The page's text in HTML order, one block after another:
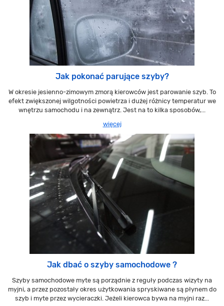
Jak pokonać parujące szyby?
W okresie jesienno-zimowym zmorą kierowców jest parowanie szyb. To
efekt zwiększonej wilgotności powietrza i dużej różnicy temperatur we
wnętrzu samochodu i na zewnątrz. Jest na to kilka sposobów,...
więcej
Jak dbać o szyby samochodowe ?
Szyby samochodowe myte są porządnie z reguły podczas wizyty na
myjni, a przez pozostały okres użytkowania spryskiwane są płynem do
szyb i myte przez wycieraczki. Jeżeli kierowca bywa na myjni raz...